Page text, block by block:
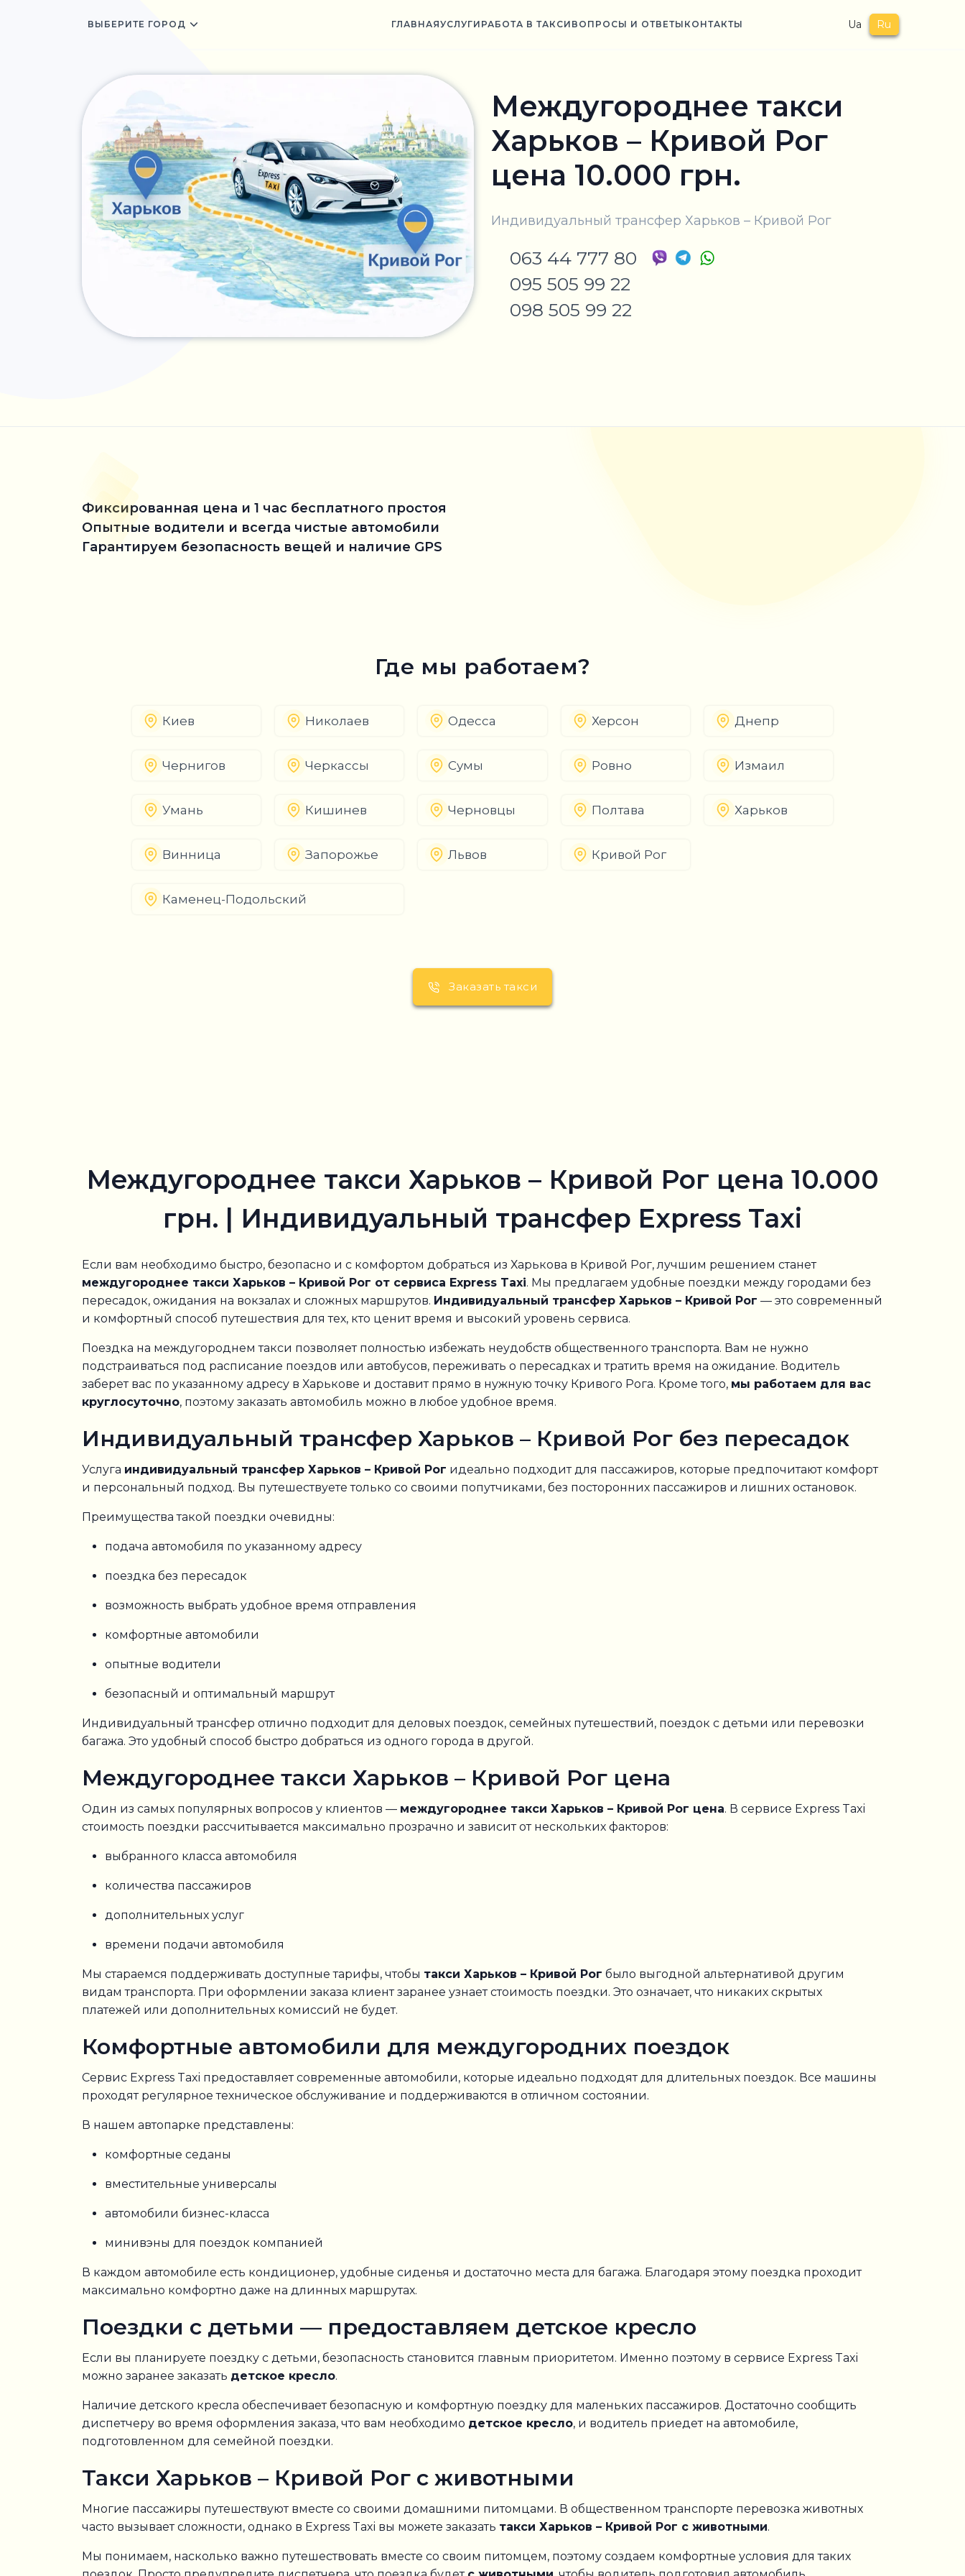
ВЫБЕРИТЕ ГОРОД ГЛАВНАЯУСЛУГИ РАБОТА В ТАКСИ ВОПРОСЫ И ОТВЕТЫ КОНТАКТЫ Ua Ru
Междугороднее такси
Харьков – Кривой Рог
цена 10.000 грн.
Индивидуальный трансфер Харьков – Кривой Рог
063 44 777 80
095 505 99 22
098 505 99 22
Фиксированная цена и 1 час бесплатного простоя
Опытные водители и всегда чистые автомобили
Гарантируем безопасность вещей и наличие GPS
Где мы работаем?
Киев Николаев Одесса Херсон Днепр
Чернигов Черкассы Сумы Ровно Измаил
Умань Кишинев Черновцы Полтава Харьков
Винница Запорожье Львов Кривой Рог
Каменец-Подольский
Заказать такси
Междугороднее такси Харьков – Кривой Рог цена 10.000
грн. | Индивидуальный трансфер Express Taxi
Если вам необходимо быстро, безопасно и с комфортом добраться из Харькова в Кривой Рог, лучшим решением станет
междугороднее такси Харьков – Кривой Рог от сервиса Express Taxi. Мы предлагаем удобные поездки между городами без
пересадок, ожидания на вокзалах и сложных маршрутов. Индивидуальный трансфер Харьков – Кривой Рог — это современный
и комфортный способ путешествия для тех, кто ценит время и высокий уровень сервиса.
Поездка на междугороднем такси позволяет полностью избежать неудобств общественного транспорта. Вам не нужно
подстраиваться под расписание поездов или автобусов, переживать о пересадках и тратить время на ожидание. Водитель
заберет вас по указанному адресу в Харькове и доставит прямо в нужную точку Кривого Рога. Кроме того, мы работаем для вас
круглосуточно, поэтому заказать автомобиль можно в любое удобное время.
Индивидуальный трансфер Харьков – Кривой Рог без пересадок
Услуга индивидуальный трансфер Харьков – Кривой Рог идеально подходит для пассажиров, которые предпочитают комфорт
и персональный подход. Вы путешествуете только со своими попутчиками, без посторонних пассажиров и лишних остановок.
Преимущества такой поездки очевидны:
подача автомобиля по указанному адресу
поездка без пересадок
возможность выбрать удобное время отправления
комфортные автомобили
опытные водители
безопасный и оптимальный маршрут
Индивидуальный трансфер отлично подходит для деловых поездок, семейных путешествий, поездок с детьми или перевозки
багажа. Это удобный способ быстро добраться из одного города в другой.
Междугороднее такси Харьков – Кривой Рог цена
Один из самых популярных вопросов у клиентов — междугороднее такси Харьков – Кривой Рог цена. В сервисе Express Taxi
стоимость поездки рассчитывается максимально прозрачно и зависит от нескольких факторов:
выбранного класса автомобиля
количества пассажиров
дополнительных услуг
времени подачи автомобиля
Мы стараемся поддерживать доступные тарифы, чтобы такси Харьков – Кривой Рог было выгодной альтернативой другим
видам транспорта. При оформлении заказа клиент заранее узнает стоимость поездки. Это означает, что никаких скрытых
платежей или дополнительных комиссий не будет.
Комфортные автомобили для междугородних поездок
Сервис Express Taxi предоставляет современные автомобили, которые идеально подходят для длительных поездок. Все машины
проходят регулярное техническое обслуживание и поддерживаются в отличном состоянии.
В нашем автопарке представлены:
комфортные седаны
вместительные универсалы
автомобили бизнес-класса
минивэны для поездок компанией
В каждом автомобиле есть кондиционер, удобные сиденья и достаточно места для багажа. Благодаря этому поездка проходит
максимально комфортно даже на длинных маршрутах.
Поездки с детьми — предоставляем детское кресло
Если вы планируете поездку с детьми, безопасность становится главным приоритетом. Именно поэтому в сервисе Express Taxi
можно заранее заказать детское кресло.
Наличие детского кресла обеспечивает безопасную и комфортную поездку для маленьких пассажиров. Достаточно сообщить
диспетчеру во время оформления заказа, что вам необходимо детское кресло, и водитель приедет на автомобиле,
подготовленном для семейной поездки.
Такси Харьков – Кривой Рог с животными
Многие пассажиры путешествуют вместе со своими домашними питомцами. В общественном транспорте перевозка животных
часто вызывает сложности, однако в Express Taxi вы можете заказать такси Харьков – Кривой Рог с животными.
Мы понимаем, насколько важно путешествовать вместе со своим питомцем, поэтому создаем комфортные условия для таких